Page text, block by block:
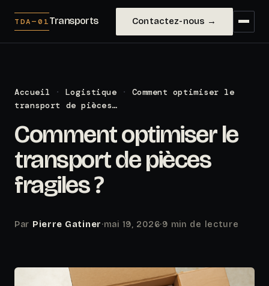
TDA—01Transports Contactez-nous →
Accueil · Logistique ·
Comment optimiser le
transport de pièces…
Comment optimiser le
transport de pièces
fragiles ?
Par Pierre Gatiner·mai 19, 2026·9 min de lecture